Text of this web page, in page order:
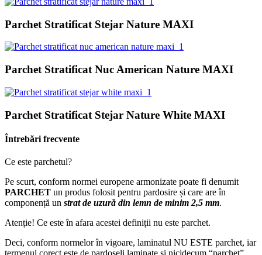
Parchet Stratificat Stejar Nature MAXI
Parchet Stratificat Nuc American Nature MAXI
Parchet Stratificat Stejar Nature White MAXI
Întrebări frecvente
Ce este parchetul?
Pe scurt, conform normei europene armonizate poate fi denumit
PARCHET un produs folosit pentru pardosire și care are în
componență un strat de uzură din lemn de minim 2,5 mm.
Atenție! Ce este în afara acestei definiții nu este parchet.
Deci, conform normelor în vigoare, laminatul NU ESTE parchet, iar